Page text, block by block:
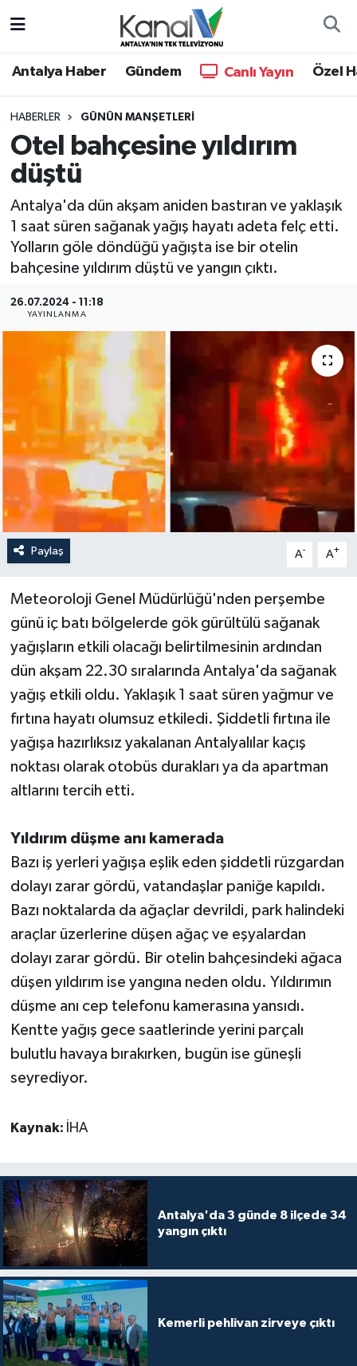
Antalya Haber Gündem Canlı Yayın Özel
HABERLER GÜNÜN MANŞETLERI
Otel bahçesine yıldırım
düştü
Antalya'da dün akşam aniden bastıran ve yaklaşık
1 saat süren sağanak yağış hayatı adeta felç etti.
Yolların göle döndüğü yağışta ise bir otelin
bahçesine yıldırım düştü ve yangın çıktı.
26.07.2024 - 11:18
YAYINLANMA
Paylaş A- A+
Meteoroloji Genel Müdürlüğü'nden perşembe
günü iç batı bölgelerde gök gürültülü sağanak
yağışların etkili olacağı belirtilmesinin ardından
dün akşam 22.30 sıralarında Antalya'da sağanak
yağış etkili oldu. Yaklaşık 1 saat süren yağmur ve
fırtına hayatı olumsuz etkiledi. Şiddetli fırtına ile
yağışa hazırlıksız yakalanan Antalyalılar kaçış
noktası olarak otobüs durakları ya da apartman
altlarını tercih etti.
Yıldırım düşme anı kamerada
Bazı iş yerleri yağışa eşlik eden şiddetli rüzgardan
dolayı zarar gördü, vatandaşlar paniğe kapıldı.
Bazı noktalarda da ağaçlar devrildi, park halindeki
araçlar üzerlerine düşen ağaç ve eşyalardan
dolayı zarar gördü. Bir otelin bahçesindeki ağaca
düşen yıldırım ise yangına neden oldu. Yıldırımın
düşme anı cep telefonu kamerasına yansıdı.
Kentte yağış gece saatlerinde yerini parçalı
bulutlu havaya bırakırken, bugün ise güneşli
seyrediyor.
Kaynak: İHA
Antalya'da 3 günde 8 ilçede 34
yangın çıktı
Kemerli pehlivan zirveye çıktı
Antalya Haber
Dünya
Eğitim
Ekonomi
Gündem
Günün Manşetleri
Haber Kuşakları
Haberler
KANALV Spor
Kültür Sanat
Magazin
Öğle Bülteni
Siyaset
Sosyal medya
Spor
Teknoloji
Televizyon
Turizm
Yaşam
Hava Durumu
Trafik Durumu
Süper Lig Puan Durumu ve Fikstür
Tüm Manşetler
Son Dakika Haberleri
Haber Arşivi